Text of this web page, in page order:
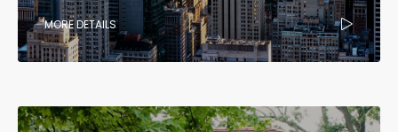
MORE DETAILS